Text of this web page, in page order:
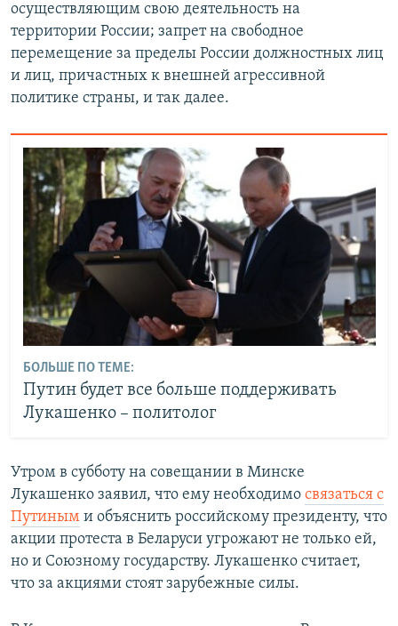
осуществляющим свою деятельность на
территории России; запрет на свободное
перемещение за пределы России должностных лиц
и лиц, причастных к внешней агрессивной
политике страны, и так далее.
БОЛЬШЕ ПО ТЕМЕ:
Путин будет все больше поддерживать
Лукашенко – политолог
Утром в субботу на совещании в Минске
Лукашенко заявил, что ему необходимо связаться с
Путиным и объяснить российскому президенту, что
акции протеста в Беларуси угрожают не только ей,
но и Союзному государству. Лукашенко считает,
что за акциями стоят зарубежные силы.